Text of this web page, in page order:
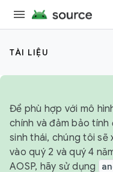
TÀI LIỆU
Để phù hợp với mô
chính và đảm bảo
sinh thái, chúng tôi sẽ
vào quý 2 và quý 4
AOSP, hãy sử dụng